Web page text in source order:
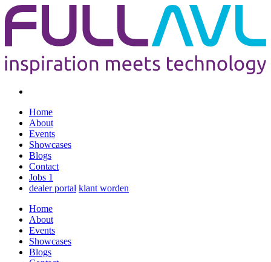
Home
About
Events
Showcases
Blogs
Contact
Jobs 1
dealer portal klant worden
Home
About
Events
Showcases
Blogs